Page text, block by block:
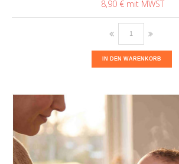
8,90 €
IN DEN WARENKORB